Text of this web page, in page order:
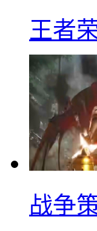
王者
战争